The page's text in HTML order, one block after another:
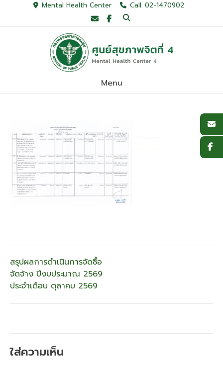
Mental Health Center Call. 02-1470902
Menu
แนะแนว
เรื่อง
สรุปผลการดำเนินการจัดซื้อ
จัดจ้าง ปีงบประมาณ 2569
ประจำเดือน ตุลาคม 2569
ใส่ความเห็น